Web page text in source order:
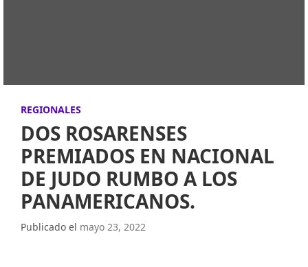
REGIONALES
DOS ROSARENSES
PREMIADOS EN NACIONAL
DE JUDO RUMBO A LOS
PANAMERICANOS.
Publicado el mayo 23, 2022